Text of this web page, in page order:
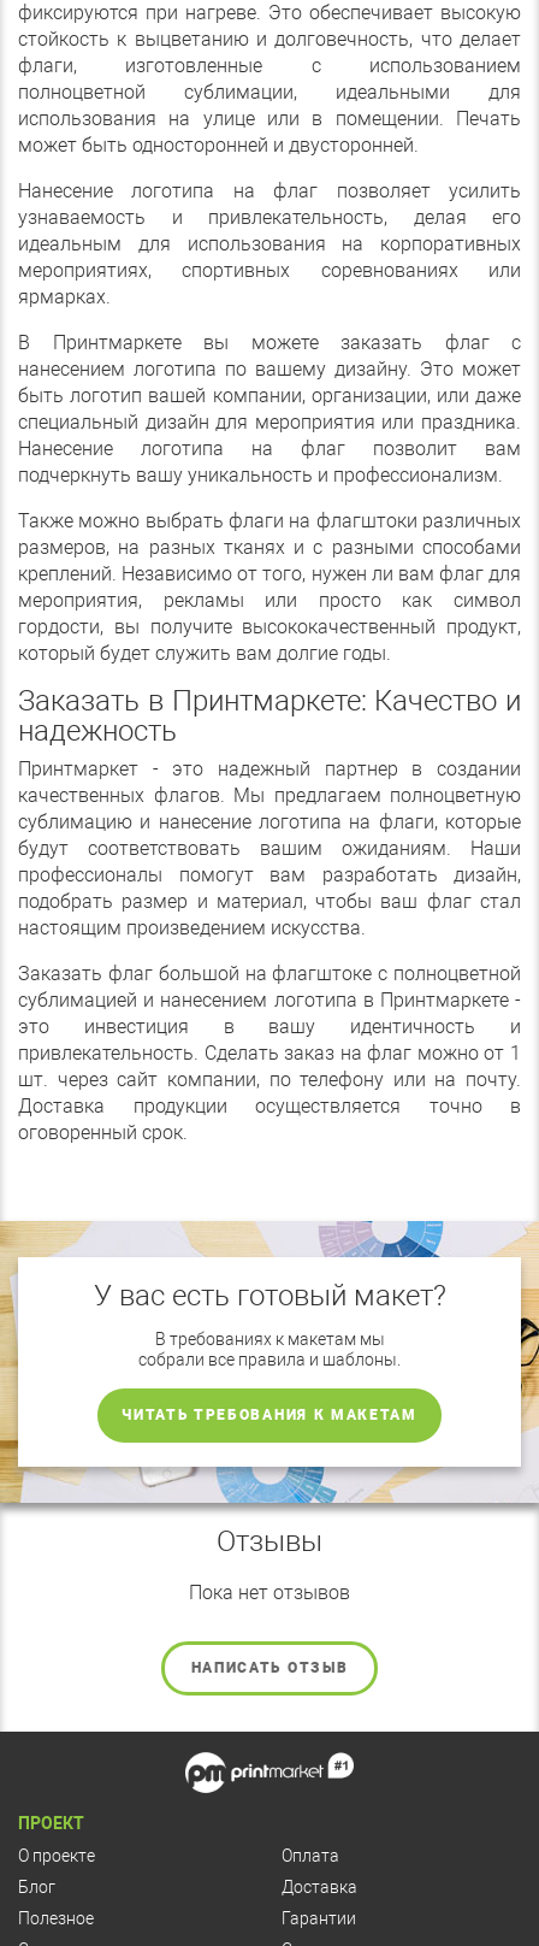
фиксируются при нагреве. Это обеспечивает высокую
стойкость к выцветанию и долговечность, что делает
флаги, изготовленные с использованием
полноцветной сублимации, идеальными для
использования на улице или в помещении. Печать
может быть односторонней и двусторонней.
Нанесение логотипа на флаг позволяет усилить
узнаваемость и привлекательность, делая его
идеальным для использования на корпоративных
мероприятиях, спортивных соревнованиях или
ярмарках.
В Принтмаркете вы можете заказать флаг с
нанесением логотипа по вашему дизайну. Это может
быть логотип вашей компании, организации, или даже
специальный дизайн для мероприятия или праздника.
Нанесение логотипа на флаг позволит вам
подчеркнуть вашу уникальность и профессионализм.
Также можно выбрать флаги на флагштоки различных
размеров, на разных тканях и с разными способами
креплений. Независимо от того, нужен ли вам флаг для
мероприятия, рекламы или просто как символ
гордости, вы получите высококачественный продукт,
который будет служить вам долгие годы.
Заказать в Принтмаркете: Качество и
надежность
Принтмаркет - это надежный партнер в создании
качественных флагов. Мы предлагаем полноцветную
сублимацию и нанесение логотипа на флаги, которые
будут соответствовать вашим ожиданиям. Наши
профессионалы помогут вам разработать дизайн,
подобрать размер и материал, чтобы ваш флаг стал
настоящим произведением искусства.
Заказать флаг большой на флагштоке с полноцветной
сублимацией и нанесением логотипа в Принтмаркете -
это инвестиция в вашу идентичность и
привлекательность. Сделать заказ на флаг можно от 1
шт. через сайт компании, по телефону или на почту.
Доставка продукции осуществляется точно в
оговоренный срок.
У вас есть готовый макет?
В требованиях к макетам мы
собрали все правила и шаблоны.
ЧИТАТЬ ТРЕБОВАНИЯ К МАКЕТАМ
Отзывы
Пока нет отзывов
НАПИСАТЬ ОТЗЫВ
ПРОЕКТ
О проекте
Блог
Полезное
Оплата
Доставка
Гарантии